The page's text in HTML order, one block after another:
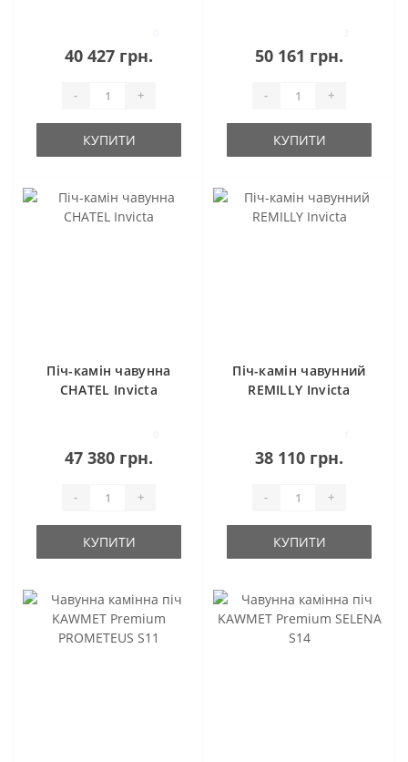
40 427 грн.
- +
КУПИТИ
50 161 грн.
- +
КУПИТИ
Піч-камін чавунна
CHATEL Invicta
47 380 грн.
- +
КУПИТИ
Піч-камін чавунний
REMILLY Invicta
38 110 грн.
- +
КУПИТИ